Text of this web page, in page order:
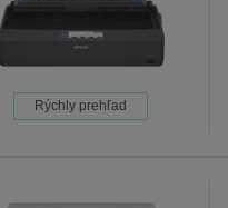
Rýchly prehľad